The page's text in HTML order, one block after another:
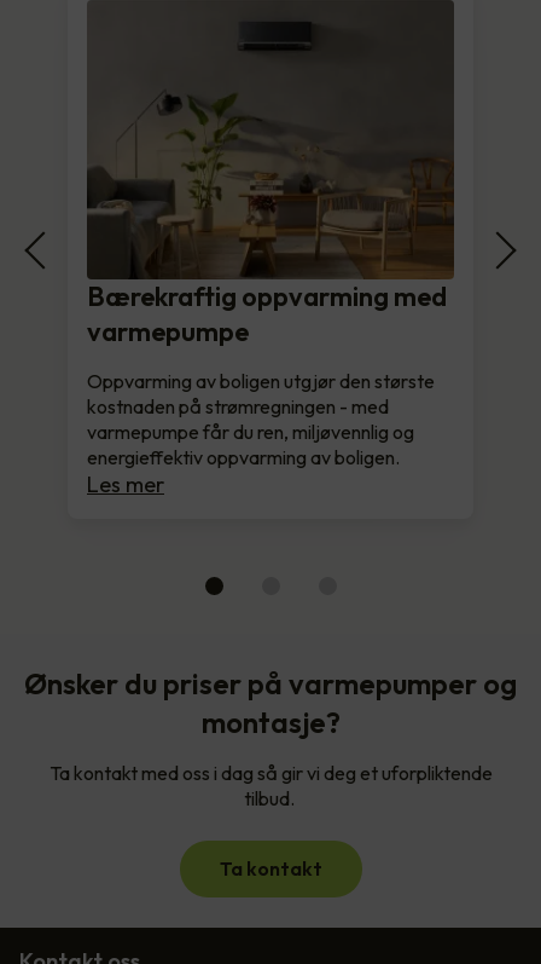
Bærekraftig oppvarming med
varmepumpe
Oppvarming av boligen utgjør den største
kostnaden på strømregningen - med
varmepumpe får du ren, miljøvennlig og
energieffektiv oppvarming av boligen.
Les mer
Ønsker du priser på varmepumper og
montasje?
Ta kontakt med oss i dag så gir vi deg et uforpliktende
tilbud.
Ta kontakt